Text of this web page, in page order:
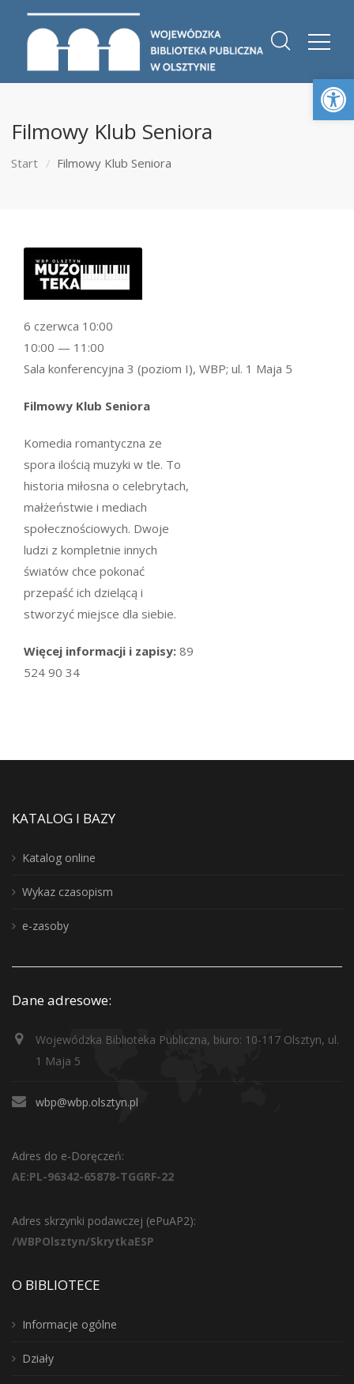
Filmowy Klub Seniora
Start Filmowy Klub Seniora
Filmowy Klub Seniora
Komedia romantyczna ze
spora ilością muzyki w tle. To
historia miłosna o celebrytach,
małżeństwie i mediach
społecznościowych. Dwoje
ludzi z kompletnie innych
światów chce pokonać
przepaść ich dzielącą i
stworzyć miejsce dla siebie.
Więcej informacji i zapisy: 89
524 90 34
6 czerwca 10:00
10:00 — 11:00
Sala konferencyjna 3 (poziom I), WBP; ul. 1 Maja 5
KATALOG I BAZY
Katalog online
Wykaz czasopism
e-zasoby
Dane adresowe:
Wojewódzka Biblioteka Publiczna, biuro: 10-117 Olsztyn, ul.
1 Maja 5
wbp@wbp.olsztyn.pl
Adres do e-Doręczeń:
AE:PL-96342-65878-TGGRF-22
Adres skrzynki podawczej (ePuAP2):
/WBPOlsztyn/SkrytkaESP
O BIBLIOTECE
Informacje ogólne
Działy